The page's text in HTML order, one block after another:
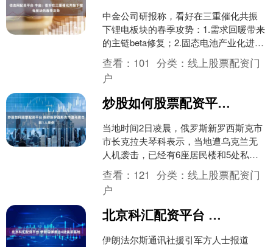
中金公司研报称，看好在三重催化共振
下锂电板块的春季攻势：1.需求回暖带来
的主链beta修复；2.固态电池产业化进展
持续推进，头部电池厂商固态电池设备
及传统锂电设....
查看： 101 分类：线上股票配资门
户
炒股如何股票配资平台 俄称新罗西斯克市遭乌袭击 致1人受伤
当地时间2日凌晨，俄罗斯新罗西斯克市
市长克拉夫琴科表示，当地遭乌克兰无
人机袭击，已经有6座居民楼和5处私人
住宅被无人机残骸击中受损，1人受伤。
目前无人机攻势仍在....
查看： 121 分类：线上股票配资门
户
北京科汇配资平台 伊朗导弹袭击4处美军基地
伊朗法尔斯通讯社援引军方人士报道